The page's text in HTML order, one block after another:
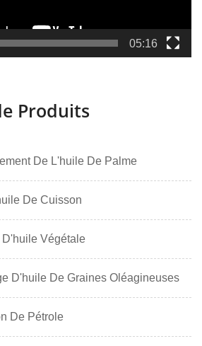
05:16
Produits
De L'huile De Palme
De Cuisson
Végétale
D'huile De Graines Oléagineuses
De Pétrole